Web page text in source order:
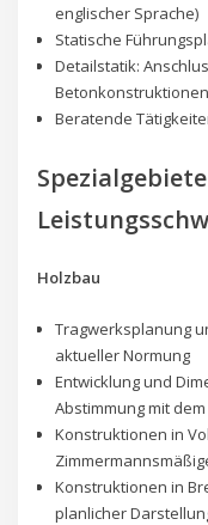
englischer Sprache)
Statische
Detailstatik:
Betonkonstruktionen
Beratende
Holzbau
Tragwerksplanung
aktueller Normung
Entwicklung und
Abstimmung mit
Konstruktionen in
Konstruktionen in
planlicher